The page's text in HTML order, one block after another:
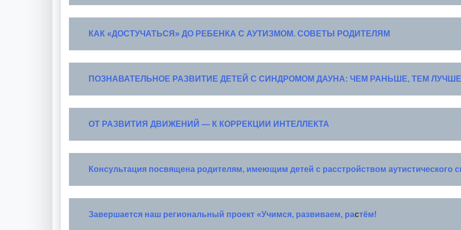
КАК «ДОСТУЧАТЬСЯ» ДО РЕБЕНКА С АУТИЗМОМ. СОВЕТЫ РОДИТЕЛЯМ
ПОЗНАВАТЕЛЬНОЕ РАЗВИТИЕ ДЕТЕЙ С СИНДРОМОМ ДАУНА: ЧЕМ РАНЬШЕ, ТЕМ ЛУЧШЕ
ОТ РАЗВИТИЯ ДВИЖЕНИЙ — К КОРРЕКЦИИ ИНТЕЛЛЕКТА
Консультация посвящена родителям, имеющим детей с расстройством аутистического
Завершается наш региональный проект «Учимся, развиваем, растëм!